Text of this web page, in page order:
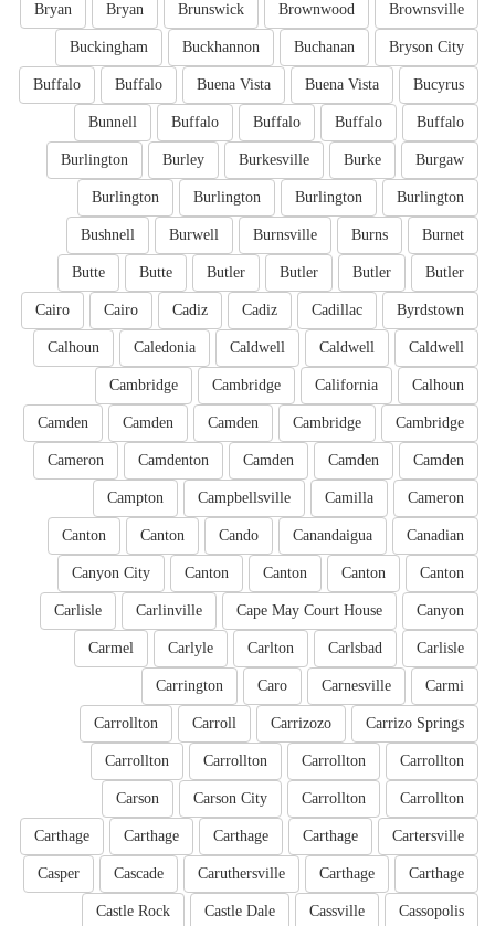
Brownsville
Brownwood
Brunswick
Bryan
Bryan
Bryson City
Buchanan
Buckhannon
Buckingham
Bucyrus
Buena Vista
Buena Vista
Buffalo
Buffalo
Buffalo
Buffalo
Buffalo
Buffalo
Bunnell
Burgaw
Burke
Burkesville
Burley
Burlington
Burlington
Burlington
Burlington
Burlington
Burnet
Burns
Burnsville
Burwell
Bushnell
Butler
Butler
Butler
Butler
Butte
Butte
Byrdstown
Cadillac
Cadiz
Cadiz
Cairo
Cairo
Caldwell
Caldwell
Caldwell
Caledonia
Calhoun
Calhoun
California
Cambridge
Cambridge
Cambridge
Cambridge
Camden
Camden
Camden
Camden
Camden
Camden
Camdenton
Cameron
Cameron
Camilla
Campbellsville
Campton
Canadian
Canandaigua
Cando
Canton
Canton
Canton
Canton
Canton
Canton
Canyon City
Canyon
Cape May Court House
Carlinville
Carlisle
Carlisle
Carlsbad
Carlton
Carlyle
Carmel
Carmi
Carnesville
Caro
Carrington
Carrizo Springs
Carrizozo
Carroll
Carrollton
Carrollton
Carrollton
Carrollton
Carrollton
Carrollton
Carrollton
Carson City
Carson
Cartersville
Carthage
Carthage
Carthage
Carthage
Carthage
Carthage
Caruthersville
Cascade
Casper
Cassopolis
Cassville
Castle Dale
Castle Rock